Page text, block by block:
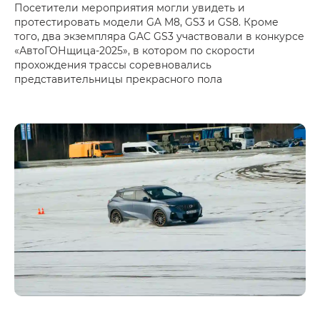
Посетители мероприятия могли увидеть и
протестировать модели GA M8, GS3 и GS8. Кроме
того, два экземпляра GAC GS3 участвовали в конкурсе
«АвтоГОНщица-2025», в котором по скорости
прохождения трассы соревновались
представительницы прекрасного пола